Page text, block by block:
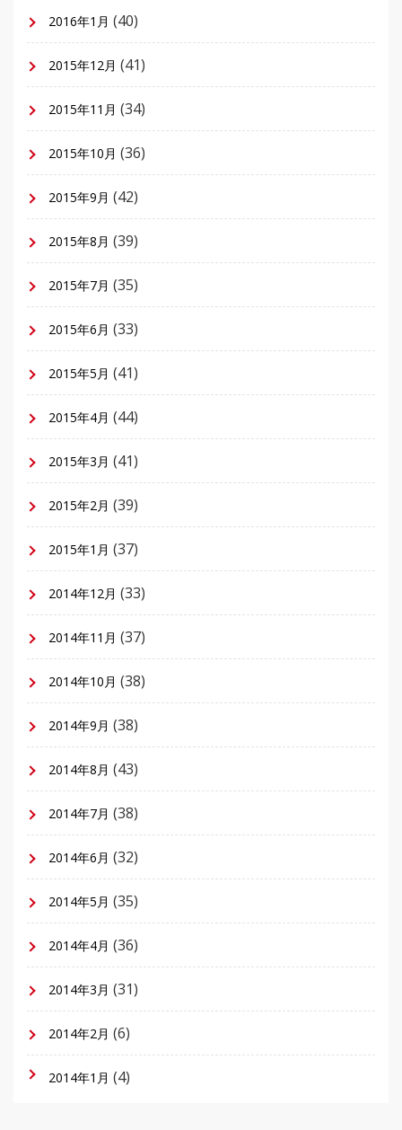
2016年1月 (40)
2015年12月 (41)
2015年11月 (34)
2015年10月 (36)
2015年9月 (42)
2015年8月 (39)
2015年7月 (35)
2015年6月 (33)
2015年5月 (41)
2015年4月 (44)
2015年3月 (41)
2015年2月 (39)
2015年1月 (37)
2014年12月 (33)
2014年11月 (37)
2014年10月 (38)
2014年9月 (38)
2014年8月 (43)
2014年7月 (38)
2014年6月 (32)
2014年5月 (35)
2014年4月 (36)
2014年3月 (31)
2014年2月 (6)
2014年1月 (4)